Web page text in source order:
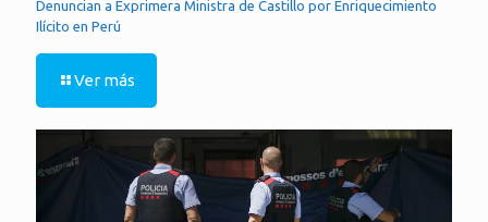
Denuncian a Exprimera Ministra de Castillo por Enriquecimiento
Ilícito en Perú
Ver más